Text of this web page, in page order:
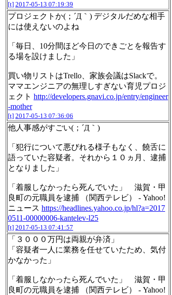
[t] 2017-05-13 07:19:39
プロジェクトか(；´Д｀) デジタルだめな相手
には使えないのよね
「毎日、10分間ほど今日のできごとを報告す
る場を設けました」
買い物リストはTrello、家族会議はSlackで。
ママエンジニアの無理しすぎない育児プロジ
ェクト http://developers.gnavi.co.jp/entry/engineer
-mother
[t] 2017-05-13 07:36:06
他人事感がすごい(；´Д｀)
「犯行について悪びれる様子もなく、饒舌に
語っていた容疑者。それから１０ヵ月、逮捕
となりました」
「着服しなかったら死んでいた」 滋賀・甲
良町の元職員を逮捕 （関西テレビ） - Yahoo!
ニュース https://headlines.yahoo.co.jp/hl?a=2017
0511-00000006-kantelev-l25
[t] 2017-05-13 07:41:57
「３０００万円は両親が弁済」
「容疑者一人に業務を任せていたため、気付
かなかった」
「着服しなかったら死んでいた」 滋賀・甲
良町の元職員を逮捕 （関西テレビ） - Yahoo!